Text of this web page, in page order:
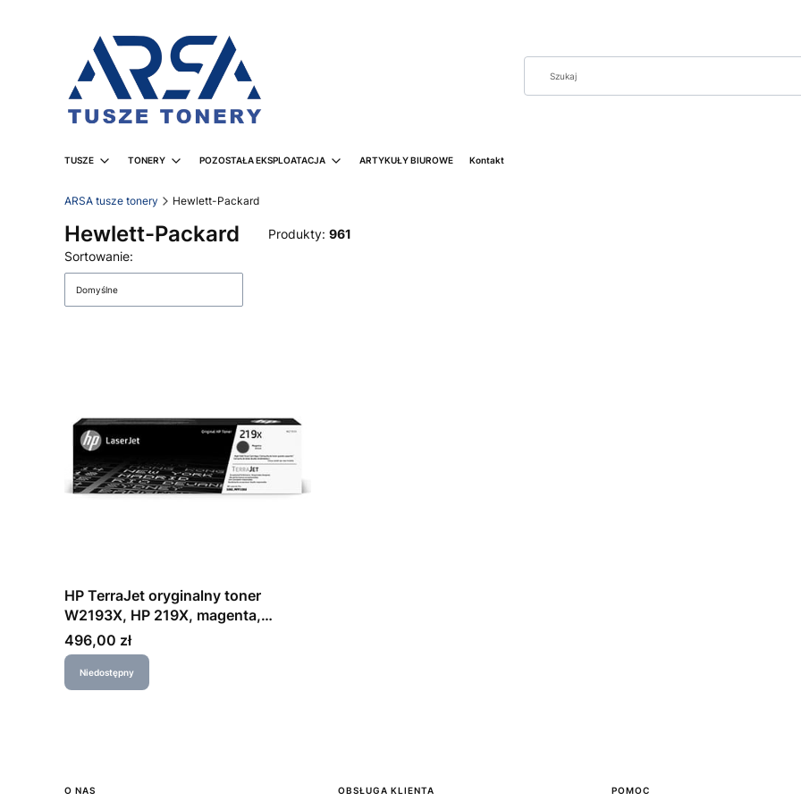
TUSZE TONERY POZOSTAŁA EKSPLOATACJA ARTYKUŁY BIUROWE Kontakt
ARSA tusze tonery Hewlett-Packard
Hewlett-Packard Produkty: 961
Lista produktów
Sortowanie:
Domyślne
HP TerraJet oryginalny toner
W2193X, HP 219X, magenta,
2500s, high capacity
Cena
496,00 zł
Niedostępny
Linki w stopce
O NAS OBSŁUGA KLIENTA POMOC